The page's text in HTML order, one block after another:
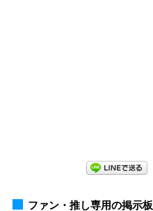
ファン・推し専用の掲示板